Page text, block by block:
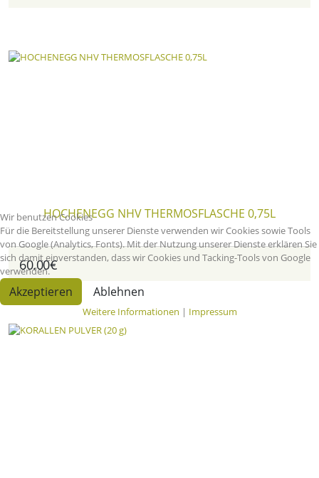
HOCHENEGG NHV THERMOSFLASCHE 0,75L
60.00€
Wir benutzen Cookies
Für die Bereitstellung unserer Dienste verwenden wir Cookies sowie Tools
von Google (Analytics, Fonts). Mit der Nutzung unserer Dienste erklären Sie
sich damit einverstanden, dass wir Cookies und Tacking-Tools von Google
verwenden.
Akzeptieren Ablehnen
Weitere Informationen | Impressum